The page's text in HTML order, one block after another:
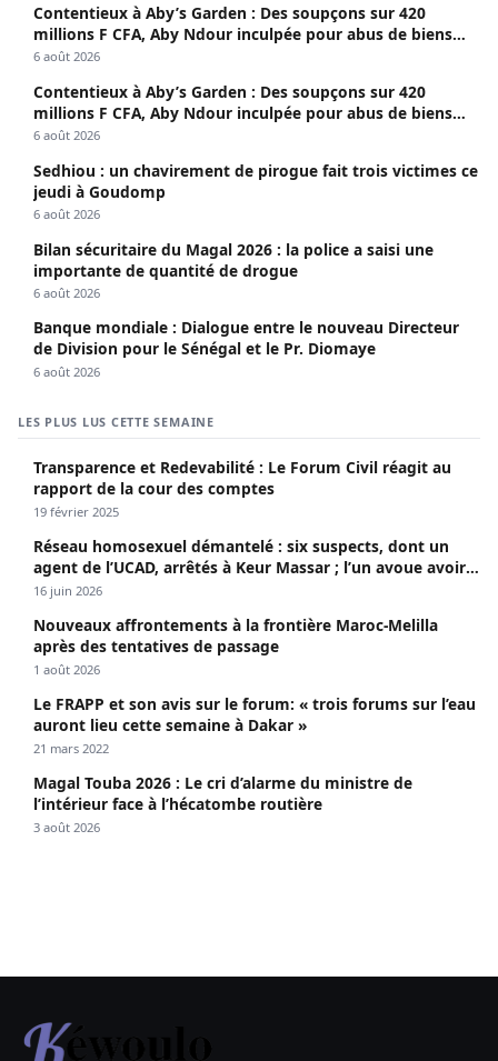
Contentieux à Aby’s Garden : Des soupçons sur 420
millions F CFA, Aby Ndour inculpée pour abus de biens
sociaux
6 août 2026
Contentieux à Aby’s Garden : Des soupçons sur 420
millions F CFA, Aby Ndour inculpée pour abus de biens
sociaux
6 août 2026
Sedhiou : un chavirement de pirogue fait trois victimes ce
jeudi à Goudomp
6 août 2026
Bilan sécuritaire du Magal 2026 : la police a saisi une
importante de quantité de drogue
6 août 2026
Banque mondiale : Dialogue entre le nouveau Directeur
de Division pour le Sénégal et le Pr. Diomaye
6 août 2026
LES PLUS LUS CETTE SEMAINE
Transparence et Redevabilité : Le Forum Civil réagit au
rapport de la cour des comptes
19 février 2025
Réseau homosexuel démantelé : six suspects, dont un
agent de l’UCAD, arrêtés à Keur Massar ; l’un avoue avoir
propagé le VIH depuis 2018
16 juin 2026
Nouveaux affrontements à la frontière Maroc-Melilla
après des tentatives de passage
1 août 2026
Le FRAPP et son avis sur le forum: « trois forums sur l’eau
auront lieu cette semaine à Dakar »
21 mars 2022
Magal Touba 2026 : Le cri d’alarme du ministre de
l’intérieur face à l’hécatombe routière
3 août 2026